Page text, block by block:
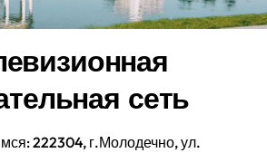
сеть
222304, г.Молодечно, ул.